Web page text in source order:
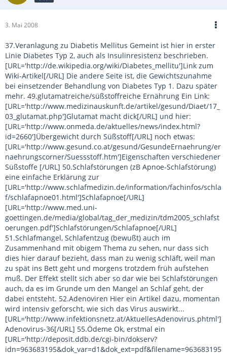
3. Mai 2008
37.Veranlagung zu Diabetis Mellitus Gemeint ist hier in erster
Linie Diabetes Typ 2, auch als Insulinresistenz beschrieben.
[URL='http://de.wikipedia.org/wiki/Diabetes_mellitu']Link zum
Wiki-Artikel[/URL] Die andere Seite ist, die Gewichtszunahme
bei einsetzender Behandlung von Diabetes Typ 1. Dazu später
mehr. 49.glutamatreiche/süßstoffreiche Ernährung Ein Link:
[URL='http://www.medizinauskunft.de/artikel/gesund/Diaet/17_
03_glutamat.php']Glutamat macht dick[/URL] und hier:
[URL='http://www.onmeda.de/aktuelles/news/index.html?
id=2660']Übergewicht durch Süßstoff[/URL] noch etwas:
[URL='http://www.gesund.co.at/gesund/GesundeErnaehrung/er
naehrungscorner/Suessstoff.htm']Eigenschaften verschiedener
Süßstoffe [/URL] 50.Schlafstörungen (zB Apnoe-Schlafstörung)
eine einfache Erklärung zur
[URL='http://www.schlafmedizin.de/information/fachinfos/schla
f/schlafapnoe01.html']Schlafapnoe[/URL]
[URL='http://www.med.uni-
goettingen.de/media/global/tag_der_medizin/tdm2005_schlafst
oerungen.pdf']Schlafstörungen/Schlafapnoe[/URL]
51.Schlafmangel, Schlafentzug (bewußt) auch im
Zusammenhand mit obigem Thema zu sehen, nur dass sich
dies hier darauf bezieht, dass man zu wenig schläft, weil man
zu spät ins Bett geht und morgens trotzdem früh aufstehen
muß. Der Effekt stellt sich aber so dar wie bei Schlafstörungen
auch, da es im Grunde um den Mangel an Schlaf geht, der
dabei entsteht. 52.Adenoviren Hier ein Artikel dazu, momentan
wird intensiv geforscht, wie sich das Virus auswirkt...
[URL='http://www.infektionsnetz.at/AktuellesAdenovirus.phtml']
Adenovirus-36[/URL] 55.Ödeme Ok, erstmal ein
[URL='http://deposit.ddb.de/cgi-bin/dokserv?
idn=963683195&dok_var=d1&dok_ext=pdf&filename=963683195